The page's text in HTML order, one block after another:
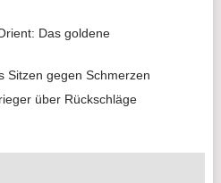
Das goldene
Sitzen gegen Schmerzen
über Rückschläge